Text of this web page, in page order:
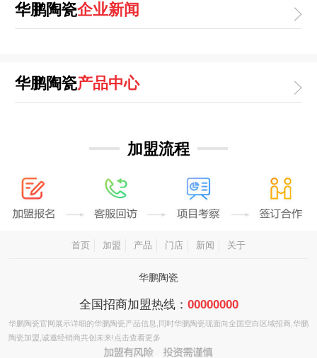
华鹏陶瓷企业新闻
华鹏陶瓷产品中心
加盟流程
首页 加盟 产品 门店 新闻 关于
华鹏陶瓷
全国招商加盟热线： 00000000
华鹏陶瓷官网 展示详细的华鹏陶瓷产品信息,同时华鹏陶瓷现面向全国空白区域招商, 华鹏
陶瓷加盟 ,诚邀经销商共创未来!点击查看更多